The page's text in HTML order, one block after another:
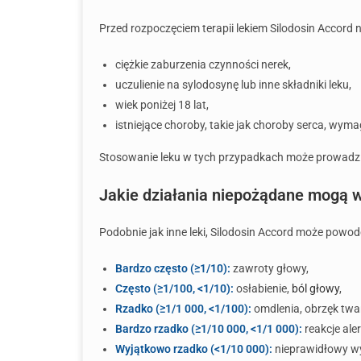
Przed rozpoczęciem terapii lekiem Silodosin
ciężkie zaburzenia czynności nerek,
uczulienie na sylodosynę lub inne składniki leku,
wiek poniżej 18 lat,
istniejące choroby, takie jak choroby serca,
Stosowanie leku w tych przypadkach może
Jakie działania niepożądane mogą
Podobnie jak inne leki, Silodosin Accord może
Bardzo często (≥1/10): zawroty głowy,
Często (≥1/100, <1/10): osłabienie, ból głowy,
Rzadko (≥1/1 000, <1/100): omdlenia, obrzęk
Bardzo rzadko (≥1/10 000, <1/1 000): reakcje
Wyjątkowo rzadko (<1/10 000): nieprawidłowy